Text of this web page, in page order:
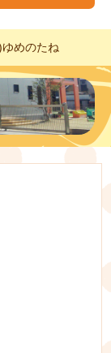
めのたね